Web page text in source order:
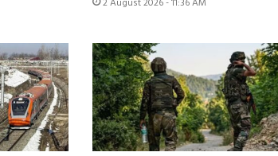
2 August 2026 - 11:36 AM